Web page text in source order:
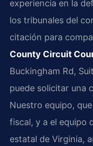
experiencia en la
los tribunales del
citación para
County Circuit
Buckingham Rd,
puede solicitar una
Nuestro equipo,
fiscal, y a el equipo
estatal de Virginia,